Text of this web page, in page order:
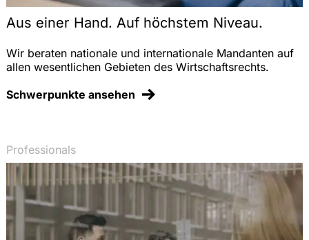
Der Import von Pflanzenschutzmitteln nach der
Novelle des Pflanzenschutzgesetzes, StoffR 2006,
Anmerkung zum Urteil des EuGH, EuZW 2005,
337 (Ausländerklauseln im Profisport), EuZW
2005, 340-341 (zusammen mit Dr. T. Groß)
Ablieferungspflicht von Vergütungen für
Aufsichtsratstätigkeiten in kommunalen
Unternehmen? Eine rechtliche Analyse auf der
Schnittstelle von Beamten- und Kommunalrecht,
VBlBW 2004, 324-330 (zusammen mit J.
Grittmann)
Aus einer Hand. Auf höchstem Niveau.
Wir beraten nationale und internationale Mandanten auf
allen wesentlichen Gebieten des Wirtschaftsrechts.
Schwerpunkte ansehen
Professionals